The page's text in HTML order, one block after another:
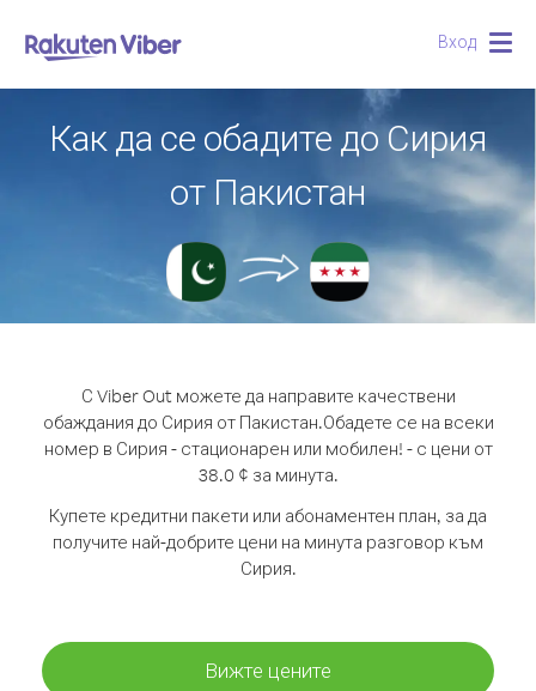
Вход
Как да се обадите до Сирия
от Пакистан
С Viber Out можете да направите качествени
обаждания до Сирия от Пакистан.Обадете се на всеки
номер в Сирия - стационарен или мобилен! - с цени от
38.0 ¢ за минута.
Купете кредитни пакети или абонаментен план, за да
получите най-добрите цени на минута разговор към
Сирия.
Вижте цените